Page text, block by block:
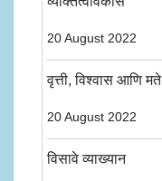
20 August 2022
वृत्ती, विश्वास आणि मते
20 August 2022
विसावे व्याख्यान